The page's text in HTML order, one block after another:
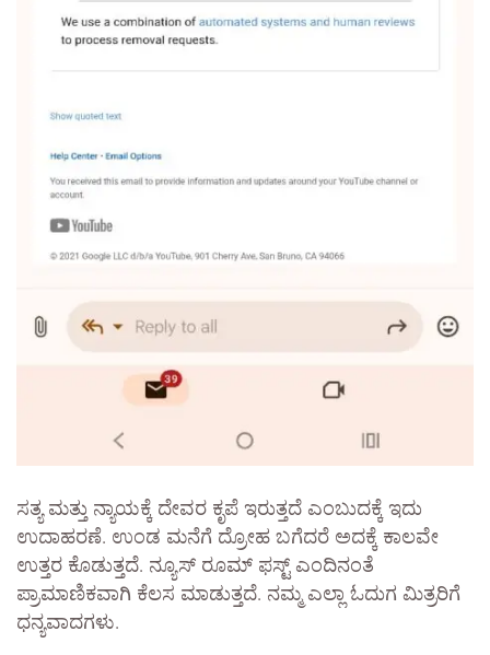
ಸತ್ಯ ಮತ್ತು ನ್ಯಾಯಕ್ಕೆ ದೇವರ ಕೃಪೆ ಇರುತ್ತದೆ ಎಂಬುದಕ್ಕೆ ಇದು
ಉದಾಹರಣೆ. ಉಂಡ ಮನೆಗೆ ದ್ರೋಹ ಬಗೆದರೆ ಅದಕ್ಕೆ ಕಾಲವೇ
ಉತ್ತರ ಕೊಡುತ್ತದೆ. ನ್ಯೂಸ್ ರೂಮ್ ಫಸ್ಟ್ ಎಂದಿನಂತೆ
ಪ್ರಾಮಾಣಿಕವಾಗಿ ಕೆಲಸ ಮಾಡುತ್ತದೆ. ನಮ್ಮ ಎಲ್ಲಾ ಓದುಗ ಮಿತ್ರರಿಗೆ
ಧನ್ಯವಾದಗಳು.